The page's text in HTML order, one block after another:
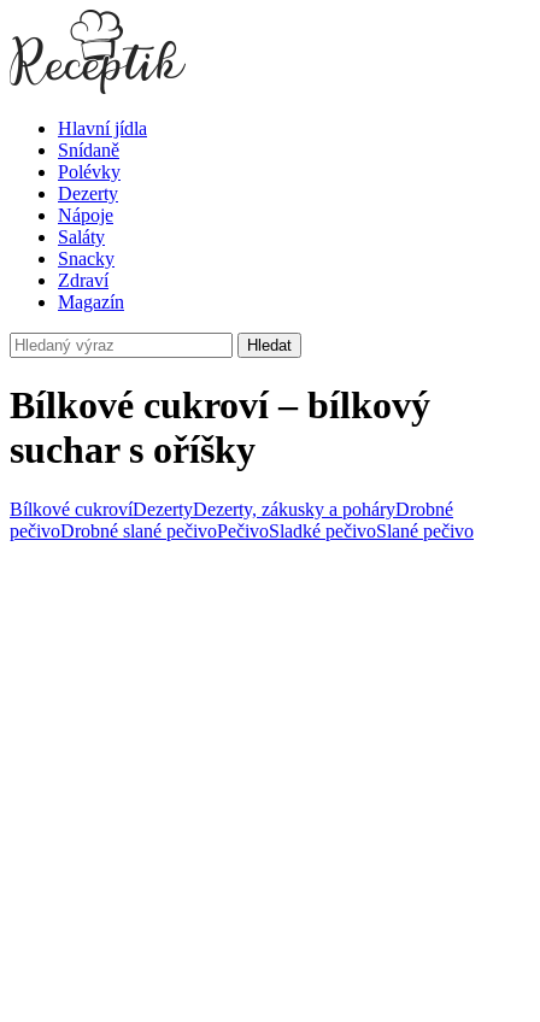
Hlavní jídla
Snídaně
Polévky
Dezerty
Nápoje
Saláty
Snacky
Zdraví
Magazín
Hledat
Bílkové cukroví – bílkový
suchar s oříšky
Bílkové cukrovíDezertyDezerty, zákusky a poháryDrobné
pečivoDrobné slané pečivoPečivoSladké pečivoSlané pečivo